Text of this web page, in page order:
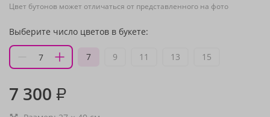
Цвет бутонов может отличаться от представленного на фото
Выберите число цветов в букете:
7 9 11 13 15
7 300 ₽